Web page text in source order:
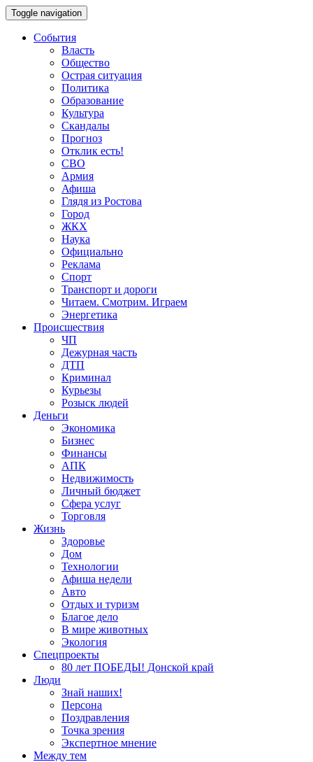
Toggle navigation
События
Власть
Общество
Острая ситуация
Политика
Образование
Культура
Скандалы
Прогноз
Отклик есть!
СВО
Армия
Афиша
Глядя из Ростова
Город
ЖКХ
Наука
Официально
Реклама
Спорт
Транспорт и дороги
Читаем. Смотрим. Играем
Энергетика
Происшествия
ЧП
Дежурная часть
ДТП
Криминал
Курьезы
Розыск людей
Деньги
Экономика
Бизнес
Финансы
АПК
Недвижимость
Личный бюджет
Сфера услуг
Торговля
Жизнь
Здоровье
Дом
Технологии
Афиша недели
Авто
Отдых и туризм
Благое дело
В мире животных
Экология
Спецпроекты
80 лет ПОБЕДЫ! Донской край
Люди
Знай наших!
Персона
Поздравления
Точка зрения
Экспертное мнение
Между тем